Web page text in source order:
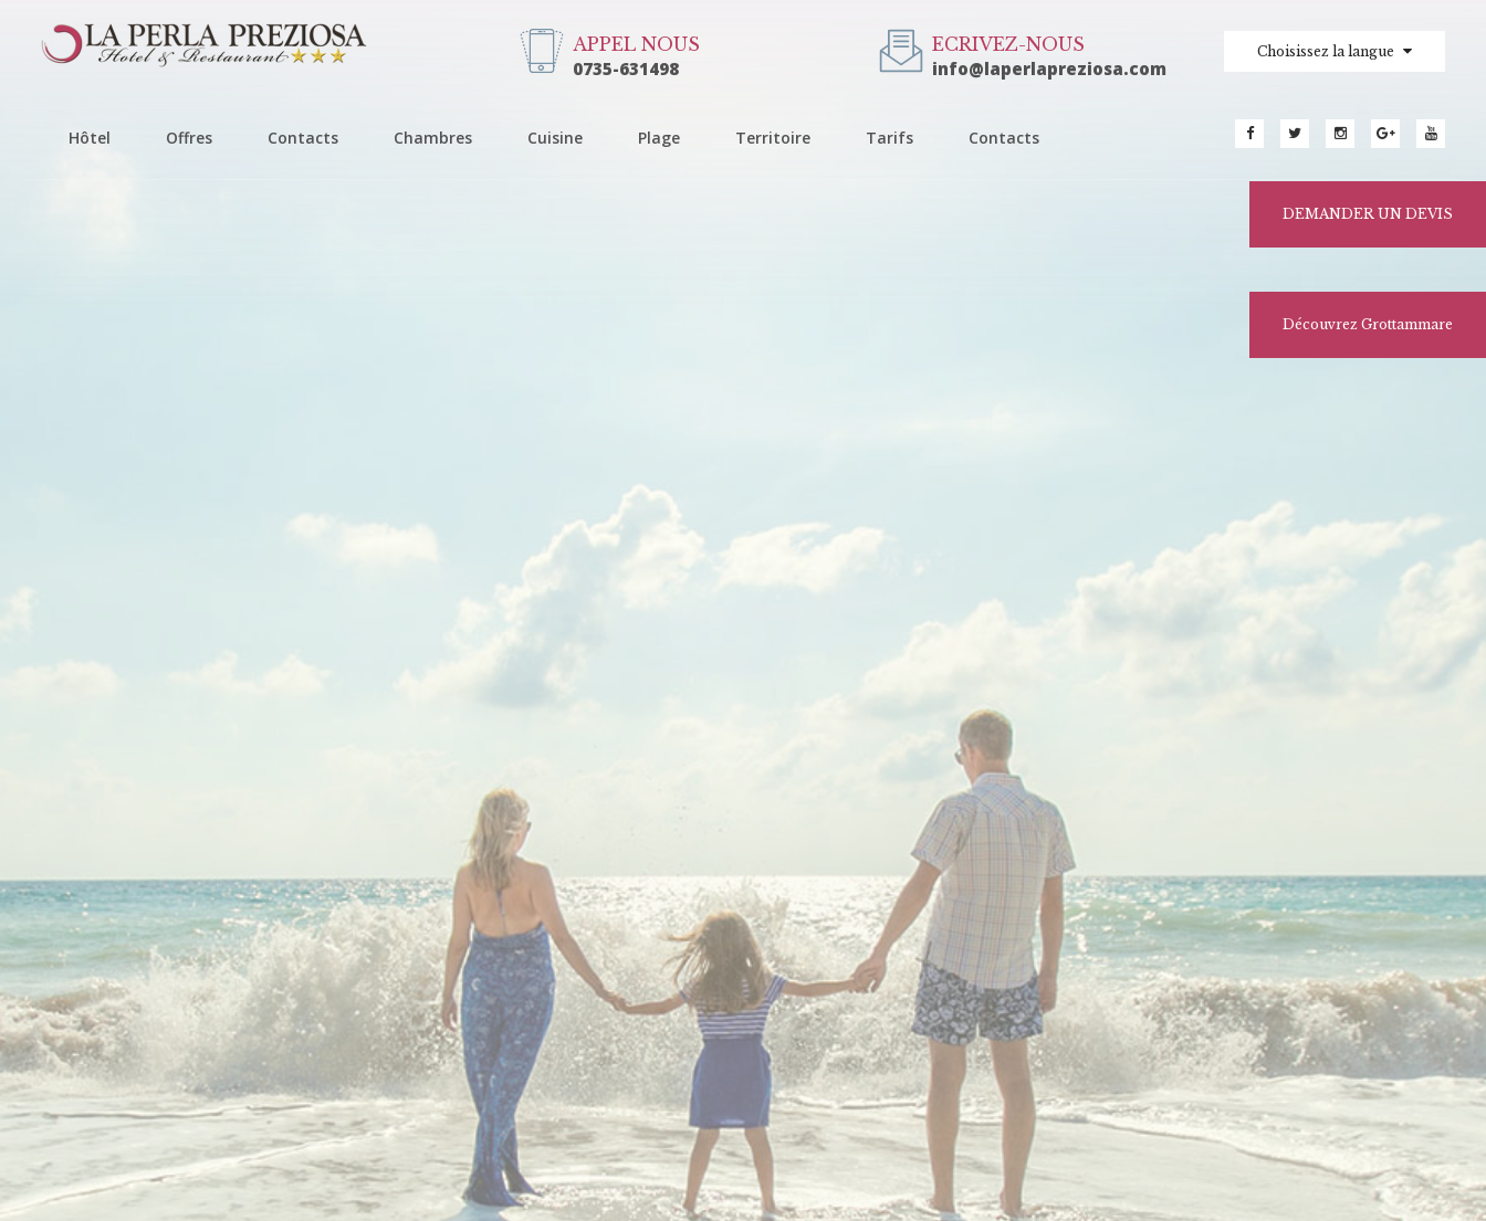
APPEL NOUS
0735-631498
ECRIVEZ-NOUS
info@laperlapreziosa.com
Choisissez la langue
Hôtel Offres Contacts Chambres Cuisine Plage Territoire Tarifs Contacts
DEMANDER UN DEVIS
Découvrez Grottammare